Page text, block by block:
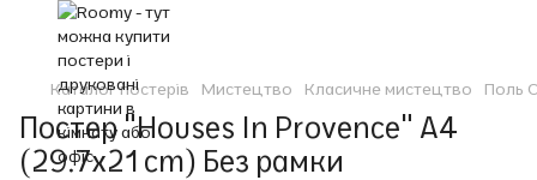
Каталог постерів Мистецтво Класичне мистецтво Поль
Постер "Houses In Provence" A4
(29.7x21 cm) Без рамки